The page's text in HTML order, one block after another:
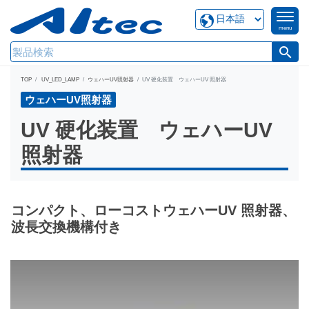
menu
search
TOP UV_LED_LAMP ウェハーUV照射器 UV 硬化装置 ウェハーUV 照射器
ウェハーUV照射器
UV 硬化装置 ウェハーUV
照射器
コンパクト、ローコストウェハーUV 照射器、
波長交換機構付き